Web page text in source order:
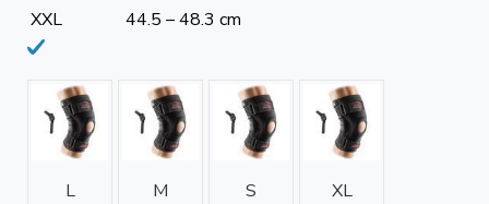
XXL
44.5 – 48.3 cm
L M S XL